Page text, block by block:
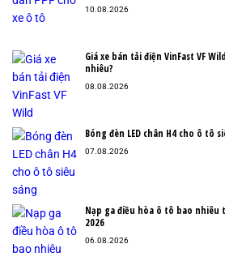
10.08.2026
Giá xe bán tải điện VinFast VF
nhiêu?
08.08.2026
Bóng đèn LED chân H4 cho ô tô
07.08.2026
Nạp ga điều hòa ô tô bao nhiêu
2026
06.08.2026